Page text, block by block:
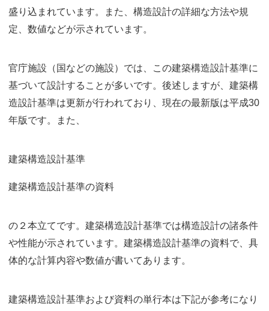
盛り込まれています。また、構造設計の詳細な方法や規
定、数値などが示されています。
官庁施設（国などの施設）では、この建築構造設計基準に
基づいて設計することが多いです。後述しますが、建築構
造設計基準は更新が行われており、現在の最新版は平成30
年版です。また、
建築構造設計基準
建築構造設計基準の資料
の２本立てです。建築構造設計基準では構造設計の諸条件
や性能が示されています。建築構造設計基準の資料で、具
体的な計算内容や数値が書いてあります。
建築構造設計基準および資料の単行本は下記が参考になり